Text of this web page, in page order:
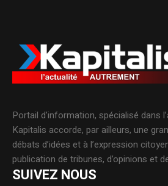
Portail d’information, spécialisé dans
Kapitalis accorde, par ailleurs, une
débats d’idées et à l’expression
publication de tribunes, d’opinions et
SUIVEZ NOUS